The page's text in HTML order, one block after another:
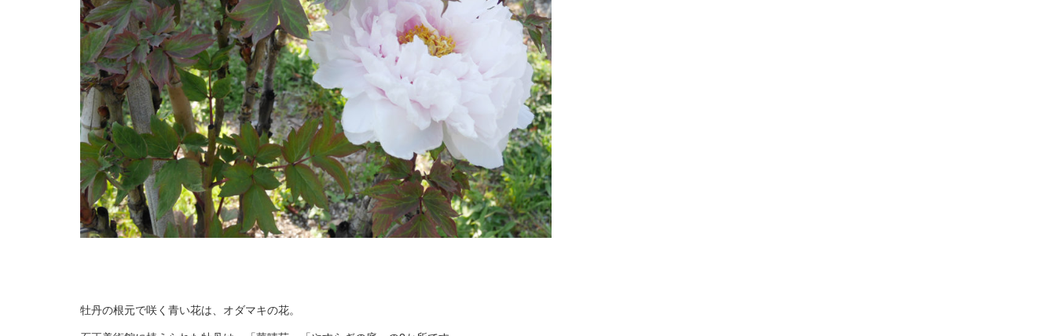
牡丹の根元で咲く青い花は、オダマキの花。